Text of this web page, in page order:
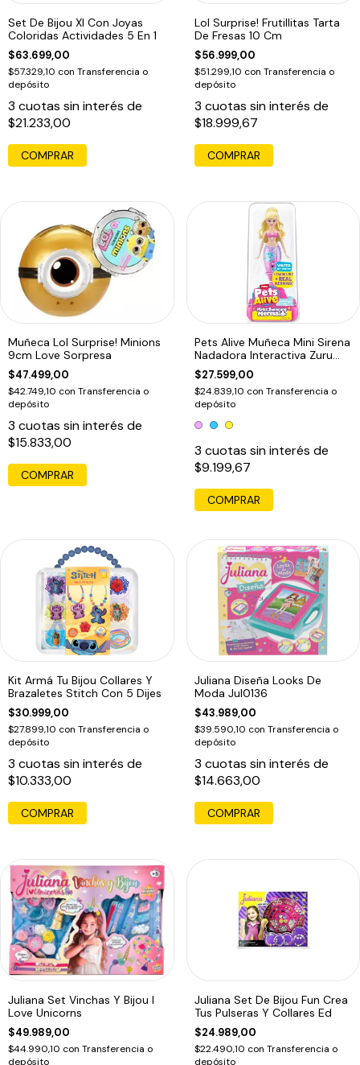
Set De Bijou Xl Con Joyas
Coloridas Actividades 5 En 1
$63.699,00
$57.329,10 con Transferencia o
depósito
3 cuotas sin interés de
$21.233,00
Lol Surprise! Frutillitas Tarta
De Fresas 10 Cm
$56.999,00
$51.299,10 con Transferencia o
depósito
3 cuotas sin interés de
$18.999,67
Muñeca Lol Surprise! Minions
9cm Love Sorpresa
$47.499,00
$42.749,10 con Transferencia o
depósito
3 cuotas sin interés de
$15.833,00
Pets Alive Muñeca Mini Sirena
Nadadora Interactiva Zuru
Rosa
$27.599,00
$24.839,10 con Transferencia o
depósito
3 cuotas sin interés de
$9.199,67
COMPRAR
Kit Armá Tu Bijou Collares Y
Brazaletes Stitch Con 5 Dijes
$30.999,00
$27.899,10 con Transferencia o
depósito
3 cuotas sin interés de
$10.333,00
Juliana Diseña Looks De
Moda Jul0136
$43.989,00
$39.590,10 con Transferencia o
depósito
3 cuotas sin interés de
$14.663,00
Juliana Set Vinchas Y Bijou I
Love Unicorns
$49.989,00
$44.990,10 con Transferencia o
depósito
Juliana Set De Bijou Fun Crea
Tus Pulseras Y Collares Ed
$24.989,00
$22.490,10 con Transferencia o
depósito